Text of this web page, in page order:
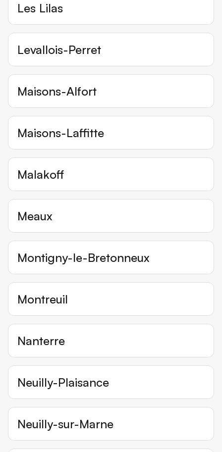
Les Lilas
Levallois-Perret
Maisons-Alfort
Maisons-Laffitte
Malakoff
Meaux
Montigny-le-Bretonneux
Montreuil
Nanterre
Neuilly-Plaisance
Neuilly-sur-Marne